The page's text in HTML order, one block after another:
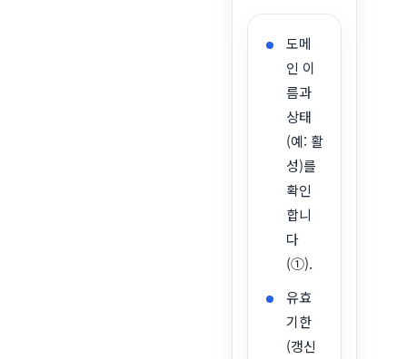
도메
인 이
름과
상태
(예: 활
성)를
확인
합니
다
(①).
유효
기한
(갱신